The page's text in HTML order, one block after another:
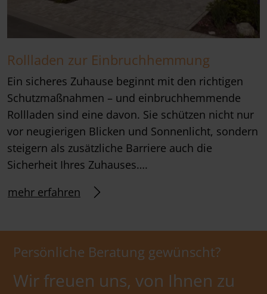
Rollladen zur Einbruchhemmung
Ein sicheres Zuhause beginnt mit den richtigen
Schutzmaßnahmen – und einbruchhemmende
Rollladen sind eine davon. Sie schützen nicht nur
vor neugierigen Blicken und Sonnenlicht, sondern
steigern als zusätzliche Barriere auch die
Sicherheit Ihres Zuhauses….
mehr erfahren
Persönliche Beratung gewünscht?
Wir freuen uns, von Ihnen zu